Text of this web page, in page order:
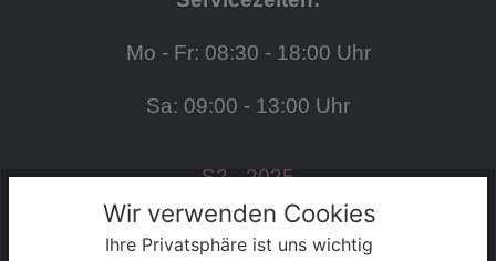
Mo - Fr: 08:30 - 18:00 Uhr
Sa: 09:00 - 13:00 Uhr
S2 - 2025
Wir verwenden Cookies
Ihre Privatsphäre ist uns wichtig